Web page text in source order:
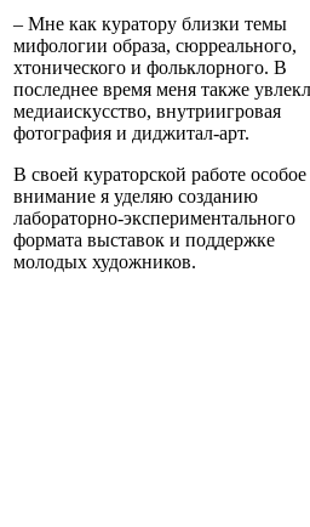
– Мне как куратору близки темы
мифологии образа, сюрреального,
хтонического и фольклорного. В
последнее время меня также
медиаискусство, внутриигровая
фотография и диджитал-арт.
В своей кураторской работе особое
внимание я уделяю созданию
лабораторно-экспериментального
формата выставок и поддержке
молодых художников.